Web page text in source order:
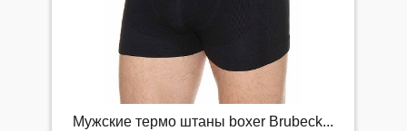
Mужские термо штаны boxer Brubeck...